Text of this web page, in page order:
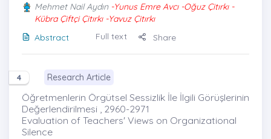
Mehmet Nail Aydın-Yunus Emre Avcı -Oğuz Çitırkı -
Kübra Çiftçi Çitırkı -Yavuz Çitırkı
Abstract
Full text Share
4 Research Article
Öğretmenlerin Örgütsel Sessizlik İle İlgili Görüşlerinin
Değerlendirilmesi , 2960-2971
Evaluation of Teachers' Views on Organizational
Silence